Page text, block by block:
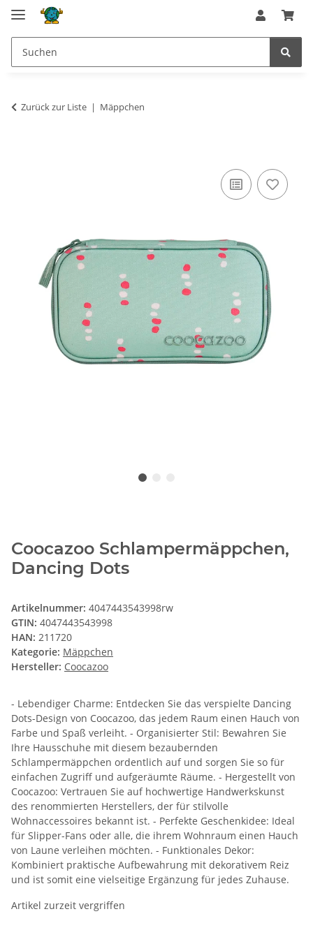
Zurück zur Liste Mäppchen
Coocazoo Schlampermäppchen,
Dancing Dots
Artikelnummer: 4047443543998rw
GTIN: 4047443543998
HAN: 211720
Kategorie: Mäppchen
Hersteller: Coocazoo
- Lebendiger Charme: Entdecken Sie das verspielte Dancing
Dots-Design von Coocazoo, das jedem Raum einen Hauch von
Farbe und Spaß verleiht. - Organisierter Stil: Bewahren Sie
Ihre Hausschuhe mit diesem bezaubernden
Schlampermäppchen ordentlich auf und sorgen Sie so für
einfachen Zugriff und aufgeräumte Räume. - Hergestellt von
Coocazoo: Vertrauen Sie auf hochwertige Handwerkskunst
des renommierten Herstellers, der für stilvolle
Wohnaccessoires bekannt ist. - Perfekte Geschenkidee: Ideal
für Slipper-Fans oder alle, die ihrem Wohnraum einen Hauch
von Laune verleihen möchten. - Funktionales Dekor:
Kombiniert praktische Aufbewahrung mit dekorativem Reiz
und ist somit eine vielseitige Ergänzung für jedes Zuhause.
Artikel zurzeit vergriffen